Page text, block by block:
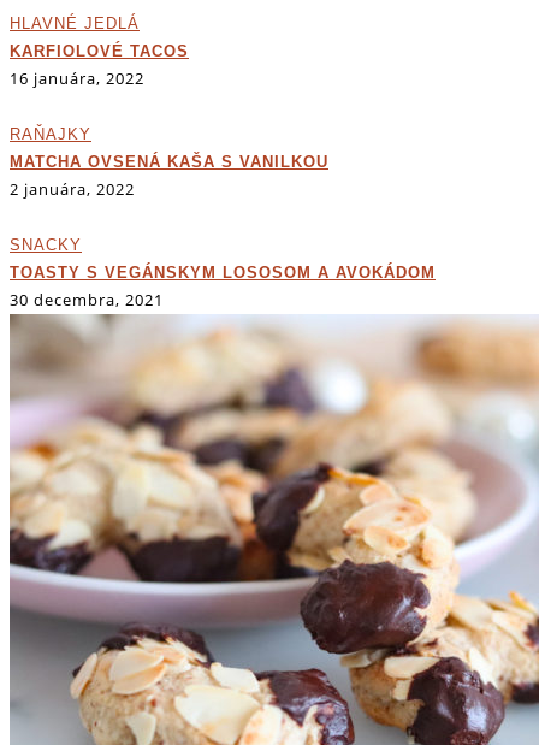
HLAVNÉ JEDLÁ
KARFIOLOVÉ TACOS
16 januára, 2022
RAŇAJKY
MATCHA OVSENÁ KAŠA S VANILKOU
2 januára, 2022
SNACKY
TOASTY S VEGÁNSKYM LOSOSOM A AVOKÁDOM
30 decembra, 2021